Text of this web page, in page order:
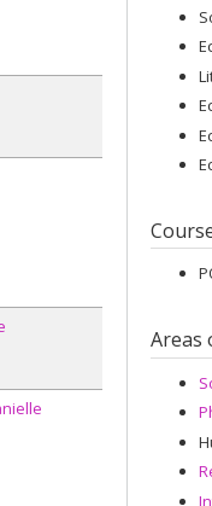
Areas